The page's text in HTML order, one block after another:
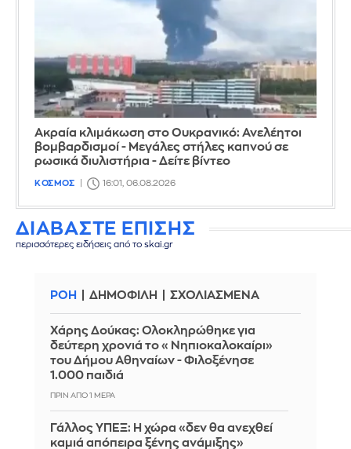
Ακραία κλιμάκωση στο Ουκρανικό: Ανελέητοι
βομβαρδισμοί - Μεγάλες στήλες καπνού σε
ρωσικά διυλιστήρια - Δείτε βίντεο
ΚΟΣΜΟΣ 16:01, 06.08.2026
ΔΙΑΒΑΣΤΕ ΕΠΙΣΗΣ
περισσότερες ειδήσεις από το skai.gr
ΡΟΗ ΔΗΜΟΦΙΛΗ ΣΧΟΛΙΑΣΜΕΝΑ
Χάρης Δούκας: Ολοκληρώθηκε για
δεύτερη χρονιά το «Νηπιοκαλοκαίρι»
του Δήμου Αθηναίων - Φιλοξένησε
1.000 παιδιά
ΠΡΙΝ ΑΠΌ 1 ΜΈΡΑ
Γάλλος ΥΠΕΞ: Η χώρα «δεν θα ανεχθεί
καμιά απόπειρα ξένης ανάμιξης»